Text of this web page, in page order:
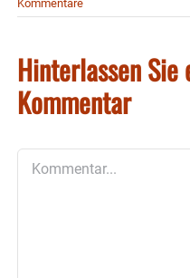
Kommentare
Hinterlassen Sie
Kommentar